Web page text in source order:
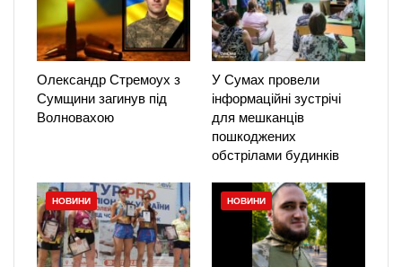
Олександр Стремоух з
Сумщини загинув під
Волновахою
У Сумах провели
інформаційні зустрічі
для мешканців
пошкоджених
обстрілами будинків
НОВИНИ НОВИНИ